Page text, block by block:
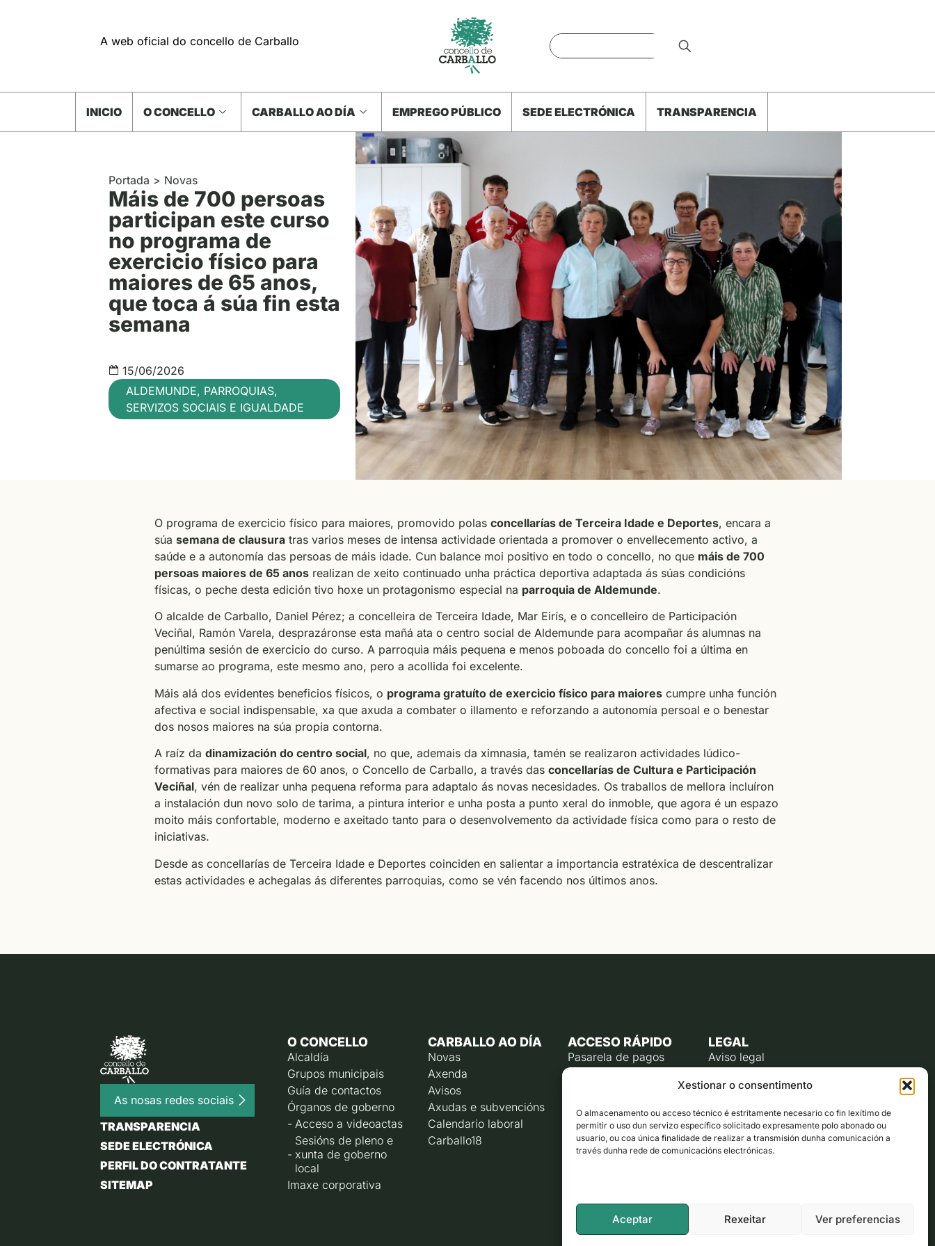
Xestionar o consentimento
O almacenamento ou acceso técnico é estritamente necesario co fin lexítimo de
permitir o uso dun servizo específico solicitado expresamente polo abonado ou
usuario, ou coa única finalidade de realizar a transmisión dunha comunicación a
través dunha rede de comunicacións electrónicas.
Aceptar Rexeitar Ver preferencias
A web oficial do concello de Carballo
INICIO O CONCELLO CARBALLO AO DÍA EMPREGO PÚBLICO SEDE ELECTRÓNICA TRANSPARENCIA
Portada > Novas
Máis de 700 persoas
participan este curso
no programa de
exercicio físico para
maiores de 65 anos,
que toca á súa fin esta
semana
15/06/2026
ALDEMUNDE, PARROQUIAS,
SERVIZOS SOCIAIS E IGUALDADE
O programa de exercicio físico para maiores, promovido polas concellarías de Terceira Idade e Deportes, encara a
súa semana de clausura tras varios meses de intensa actividade orientada a promover o envellecemento activo, a
saúde e a autonomía das persoas de máis idade. Cun balance moi positivo en todo o concello, no que máis de 700
persoas maiores de 65 anos realizan de xeito continuado unha práctica deportiva adaptada ás súas condicións
físicas, o peche desta edición tivo hoxe un protagonismo especial na parroquia de Aldemunde.
O alcalde de Carballo, Daniel Pérez; a concelleira de Terceira Idade, Mar Eirís, e o concelleiro de Participación
Veciñal, Ramón Varela, desprazáronse esta mañá ata o centro social de Aldemunde para acompañar ás alumnas na
penúltima sesión de exercicio do curso. A parroquia máis pequena e menos poboada do concello foi a última en
sumarse ao programa, este mesmo ano, pero a acollida foi excelente.
Máis alá dos evidentes beneficios físicos, o programa gratuíto de exercicio físico para maiores cumpre unha función
afectiva e social indispensable, xa que axuda a combater o illamento e reforzando a autonomía persoal e o benestar
dos nosos maiores na súa propia contorna.
A raíz da dinamización do centro social, no que, ademais da ximnasia, tamén se realizaron actividades lúdico-
formativas para maiores de 60 anos, o Concello de Carballo, a través das concellarías de Cultura e Participación
Veciñal, vén de realizar unha pequena reforma para adaptalo ás novas necesidades. Os traballos de mellora incluíron
a instalación dun novo solo de tarima, a pintura interior e unha posta a punto xeral do inmoble, que agora é un espazo
moito máis confortable, moderno e axeitado tanto para o desenvolvemento da actividade física como para o resto de
iniciativas.
Desde as concellarías de Terceira Idade e Deportes coinciden en salientar a importancia estratéxica de descentralizar
estas actividades e achegalas ás diferentes parroquias, como se vén facendo nos últimos anos.
As nosas redes sociais
TRANSPARENCIA
SEDE ELECTRÓNICA
PERFIL DO CONTRATANTE
SITEMAP
O CONCELLO
Alcaldía
Grupos municipais
Guía de contactos
Órganos de goberno
Acceso a videoactas
Sesións de pleno e
xunta de goberno
local
Imaxe corporativa
CARBALLO AO DÍA
Novas
Axenda
Avisos
Axudas e subvencións
Calendario laboral
Carballo18
ACCESO RÁPIDO
Pasarela de pagos
Rexistro electrónico
Liña directa co alcalde
Corporación municipal
LEGAL
Aviso legal
Política de cookies (UE)